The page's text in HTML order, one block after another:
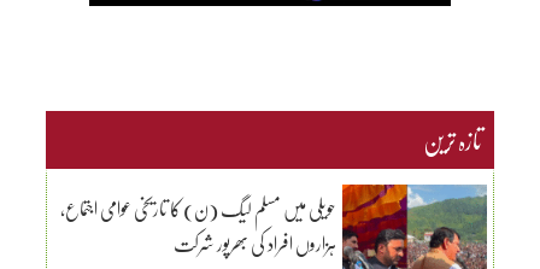
تازہ ترین
حویلی میں مسلم لیگ (ن) کا تاریخی عوامی اجتماع،
ہزاروں افراد کی بھرپور شرکت